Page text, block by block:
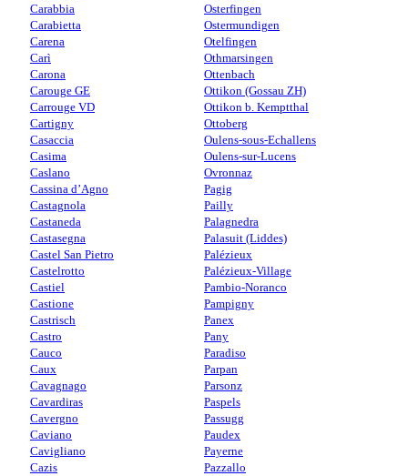
Carabbia
Carabietta
Carena
Carì
Carona
Carouge GE
Carrouge VD
Cartigny
Casaccia
Casima
Caslano
Cassina d’Agno
Castagnola
Castaneda
Castasegna
Castel San Pietro
Castelrotto
Castiel
Castione
Castrisch
Castro
Cauco
Caux
Cavagnago
Cavardiras
Cavergno
Caviano
Cavigliano
Cazis
Osterfingen
Ostermundigen
Otelfingen
Othmarsingen
Ottenbach
Ottikon (Gossau ZH)
Ottikon b. Kemptthal
Ottoberg
Oulens-sous-Echallens
Oulens-sur-Lucens
Ovronnaz
Pagig
Pailly
Palagnedra
Palasuit (Liddes)
Palézieux
Palézieux-Village
Pambio-Noranco
Pampigny
Panex
Pany
Paradiso
Parpan
Parsonz
Paspels
Passugg
Paudex
Payerne
Pazzallo